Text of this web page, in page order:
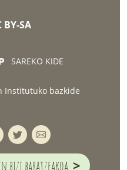
BY-SA
SAREKO KIDE
Institutuko bazkide
bizi baratzeakoa >